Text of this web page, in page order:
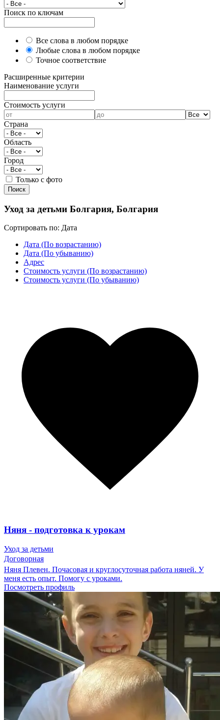
Поиск по ключам
Все слова в любом порядке
Любые слова в любом порядке
Точное соответствие
Расширенные критерии
Наименование услуги
Cтоимость услуги
Страна
Область
Город
Только с фото
Уход за детьми Болгария, Болгария
Сортировать по: Дата
Дата (По возрастанию)
Дата (По убыванию)
Адрес
Cтоимость услуги (По возрастанию)
Cтоимость услуги (По убыванию)
Няня - подготовка к урокам
Уход за детьми
Договорная
Няня Плевен. Почасовая и круглосуточная работа няней. У
меня есть опыт. Помогу с уроками.
Посмотреть профиль